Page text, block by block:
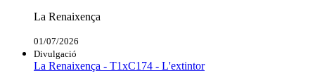
La Renaixença
01/07/2026
Divulgació
La Renaixença - T1xC174 - L'extintor